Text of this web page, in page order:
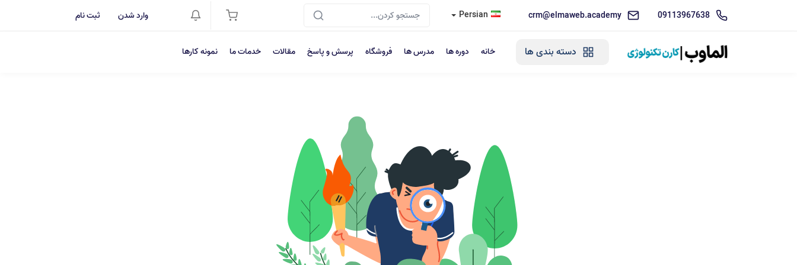
09113967638
crm@elmaweb.academy
Persian وارد شدن ثبت نام
دسته بندی ها خانه دوره ها مدرس ها فروشگاه پرسش و پاسخ مقالات خدمات ما نمونه کارها